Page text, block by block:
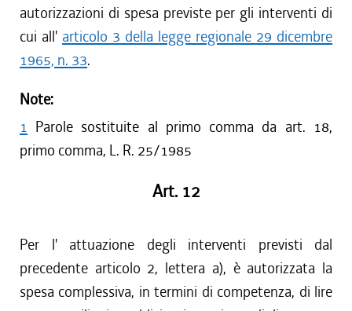
autorizzazioni di spesa previste per gli interventi di
cui all' articolo 3 della legge regionale 29 dicembre
1965, n. 33.
Note:
1 Parole sostituite al primo comma da art. 18,
primo comma, L. R. 25/1985
Art. 12
Per l' attuazione degli interventi previsti dal
precedente articolo 2, lettera a), è autorizzata la
spesa complessiva, in termini di competenza, di lire